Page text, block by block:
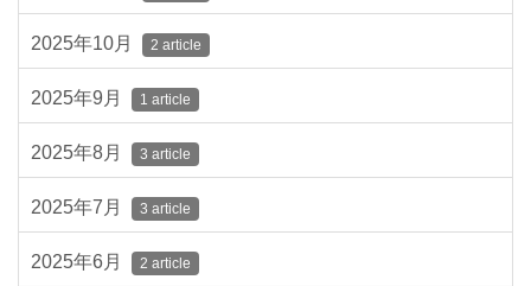
2025年10月 2 article
2025年9月 1 article
2025年8月 3 article
2025年7月 3 article
2025年6月 2 article